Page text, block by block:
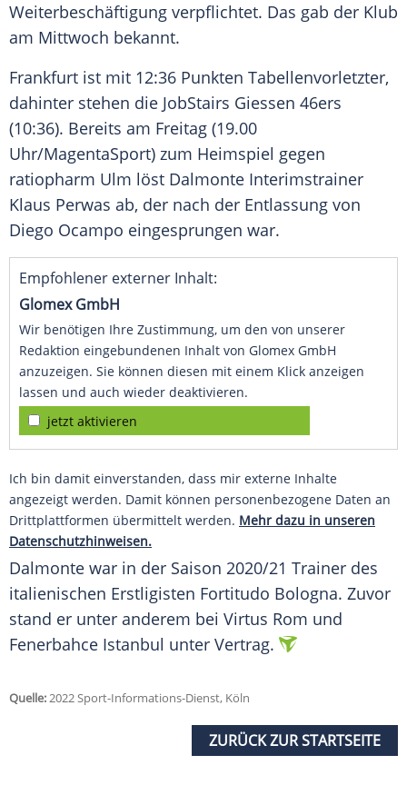
Weiterbeschäftigung verpflichtet. Das gab der Klub
am Mittwoch bekannt.
Frankfurt ist mit 12:36 Punkten Tabellenvorletzter,
dahinter stehen die JobStairs Giessen 46ers
(10:36). Bereits am Freitag (19.00
Uhr/MagentaSport) zum Heimspiel gegen
ratiopharm Ulm löst Dalmonte Interimstrainer
Klaus Perwas ab, der nach der Entlassung von
Diego Ocampo eingesprungen war.
Empfohlener externer Inhalt:
Glomex GmbH
Wir benötigen Ihre Zustimmung, um den von unserer
Redaktion eingebundenen Inhalt von Glomex GmbH
anzuzeigen. Sie können diesen mit einem Klick anzeigen
lassen und auch wieder deaktivieren.
jetzt aktivieren
Ich bin damit einverstanden, dass mir externe Inhalte
angezeigt werden. Damit können personenbezogene Daten an
Drittplattformen übermittelt werden. Mehr dazu in unseren
Datenschutzhinweisen.
Dalmonte war in der Saison 2020/21 Trainer des
italienischen Erstligisten Fortitudo Bologna. Zuvor
stand er unter anderem bei Virtus Rom und
Fenerbahce Istanbul unter Vertrag.
Quelle:2022 Sport-Informations-Dienst, Köln
ZURÜCK ZUR STARTSEITE